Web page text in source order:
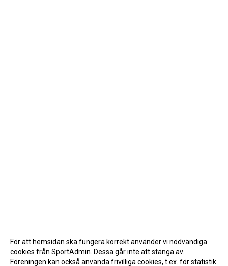
För att hemsidan ska fungera korrekt använder vi nödvändiga
cookies från SportAdmin. Dessa går inte att stänga av.
Föreningen kan också använda frivilliga cookies, t.ex. för statistik